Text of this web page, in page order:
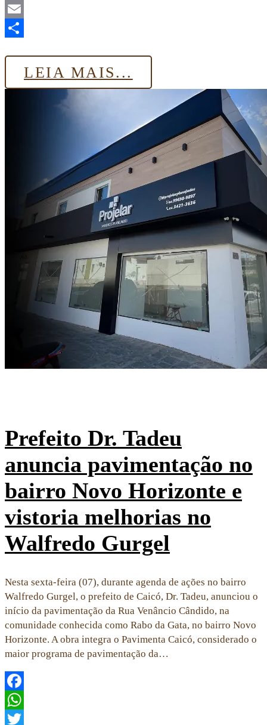
LinkedIn
Email
LEIA MAIS...
Prefeito Dr. Tadeu
anuncia pavimentação no
bairro Novo Horizonte e
vistoria melhorias no
Walfredo Gurgel
Nesta sexta-feira (07), durante agenda de ações no bairro
Walfredo Gurgel, o prefeito de Caicó, Dr. Tadeu, anunciou o
início da pavimentação da Rua Venâncio Cândido, na
comunidade conhecida como Rabo da Gata, no bairro Novo
Horizonte. A obra integra o Pavimenta Caicó, considerado o
maior programa de pavimentação da…
Facebook
WhatsApp